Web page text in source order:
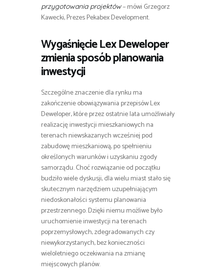
przygotowania projektów– mówi Grzegorz
Kawecki, Prezes Pekabex Development.
Wygaśnięcie Lex Deweloper
zmienia sposób planowania
inwestycji
Szczególne znaczenie dla rynku ma
zakończenie obowiązywania przepisów Lex
Deweloper, które przez ostatnie lata umożliwiały
realizację inwestycji mieszkaniowych na
terenach niewskazanych wcześniej pod
zabudowę mieszkaniową, po spełnieniu
określonych warunków i uzyskaniu zgody
samorządu. Choć rozwiązanie od początku
budziło wiele dyskusji, dla wielu miast stało się
skutecznym narzędziem uzupełniającym
niedoskonałości systemu planowania
przestrzennego. Dzięki niemu możliwe było
uruchomienie inwestycji na terenach
poprzemysłowych, zdegradowanych czy
niewykorzystanych, bez konieczności
wieloletniego oczekiwania na zmianę
miejscowych planów.